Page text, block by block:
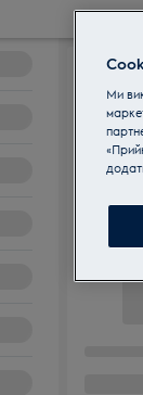
Ми